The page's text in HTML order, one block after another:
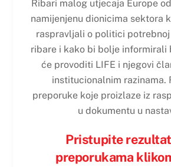
Ribari malog utjecaja Europe
namijenjenu dionicima sektora
raspravljali o politici potrebnoj
ribare i kako bi bolje informirali
će provoditi LIFE i njegovi
institucionalnim razinama.
preporuke koje proizlaze iz
u dokumentu u
Pristupite
preporukama